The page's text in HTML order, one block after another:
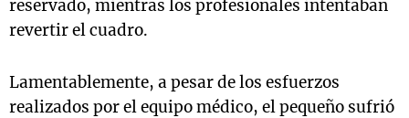
reservado, mientras los profesionales intentaban
revertir el cuadro.
Lamentablemente, a pesar de los esfuerzos
realizados por el equipo médico, el pequeño sufrió